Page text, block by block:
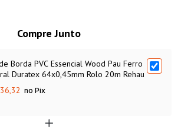
Compre Junto
Borda PVC Essencial Wood Pau Ferro
Duratex 64x0,45mm Rolo 20m Rehau
no Pix